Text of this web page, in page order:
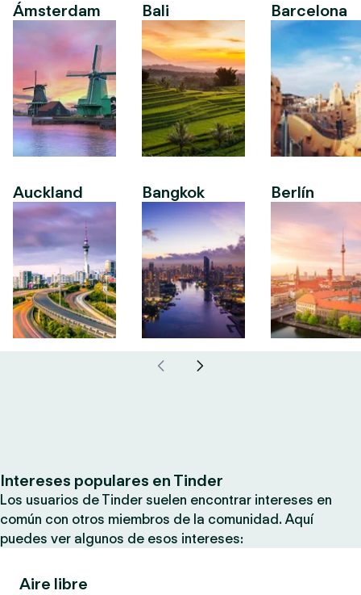
Ámsterdam
Auckland
Bali
Bangkok
Barcelona
Berlín
Intereses populares en Tinder
Los usuarios de Tinder suelen encontrar intereses en
común con otros miembros de la comunidad. Aquí
puedes ver algunos de esos intereses:
Aire libre